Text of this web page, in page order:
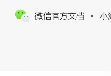
小
nBegin